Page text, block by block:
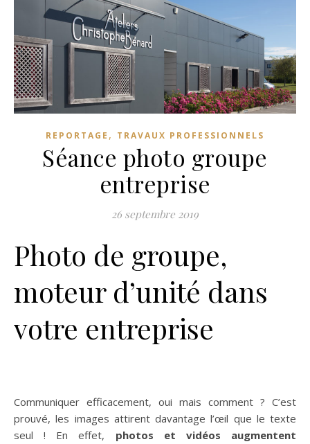
REPORTAGE , TRAVAUX PROFESSIONNELS
Séance photo groupe
entreprise
26 septembre 2019
Photo de groupe,
moteur d’unité dans
votre entreprise
Communiquer efficacement, oui mais comment ? C’est
prouvé, les images attirent davantage l’œil que le texte
seul ! En effet, photos et vidéos augmentent